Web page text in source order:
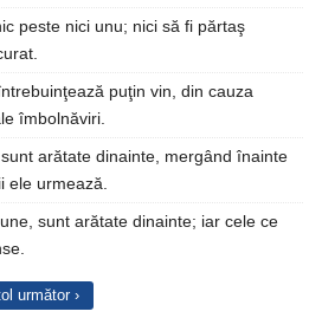
peste nici unu; nici să fi părtaş
puţin vin, din cauza
îmbolnăviri.
arătate dinainte, mergând înainte
ele urmează.
sunt arătate dinainte; iar cele ce
următor ›